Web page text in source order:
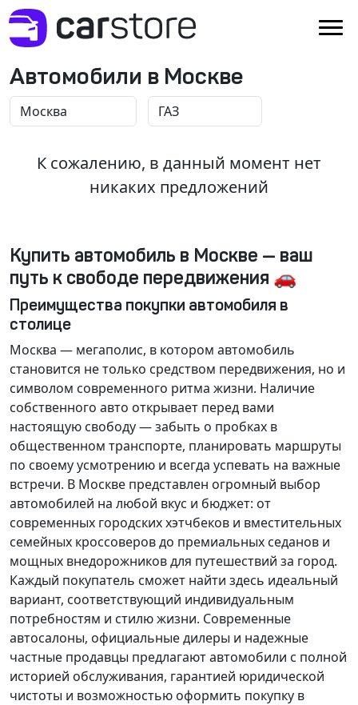
Автомобили в Москве
К сожалению, в данный момент нет
никаких предложений
Купить автомобиль в Москве — ваш
путь к свободе передвижения 🚗
Преимущества покупки автомобиля в
столице
Москва — мегаполис, в котором автомобиль
становится не только средством передвижения, но и
символом современного ритма жизни. Наличие
собственного авто открывает перед вами
настоящую свободу — забыть о пробках в
общественном транспорте, планировать маршруты
по своему усмотрению и всегда успевать на важные
встречи. В Москве представлен огромный выбор
автомобилей на любой вкус и бюджет: от
современных городских хэтчбеков и вместительных
семейных кроссоверов до премиальных седанов и
мощных внедорожников для путешествий за город.
Каждый покупатель сможет найти здесь идеальный
вариант, соответствующий индивидуальным
потребностям и стилю жизни. Современные
автосалоны, официальные дилеры и надежные
частные продавцы предлагают автомобили с полной
историей обслуживания, гарантией юридической
чистоты и возможностью оформить покупку в